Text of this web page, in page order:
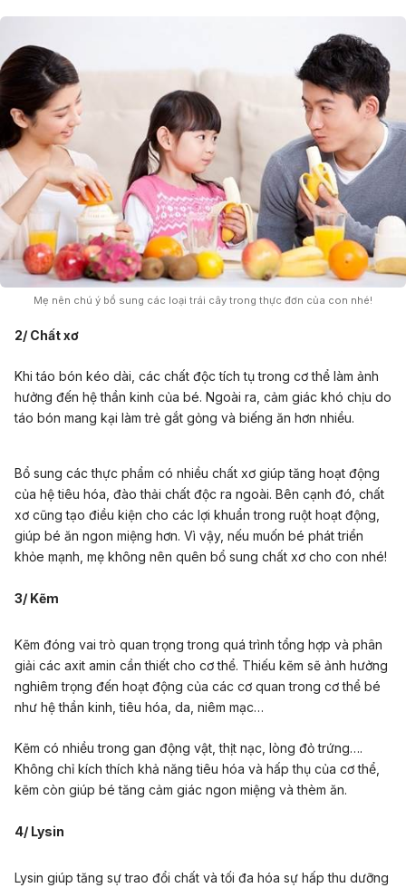
Mẹ nên chú ý bổ sung các loại trái cây trong thực đơn của con nhé!
2/ Chất xơ
Khi táo bón kéo dài, các chất độc tích tụ trong cơ thể làm ảnh
hưởng đến hệ thần kinh của bé. Ngoài ra, cảm giác khó chịu do
táo bón mang kại làm trẻ gắt gỏng và biếng ăn hơn nhiều.
Bổ sung các thực phẩm có nhiều chất xơ giúp tăng hoạt động
của hệ tiêu hóa, đào thải chất độc ra ngoài. Bên cạnh đó, chất
xơ cũng tạo điều kiện cho các lợi khuẩn trong ruột hoạt động,
giúp bé ăn ngon miệng hơn. Vì vậy, nếu muốn bé phát triển
khỏe mạnh, mẹ không nên quên bổ sung chất xơ cho con nhé!
3/ Kẽm
Kẽm đóng vai trò quan trọng trong quá trình tổng hợp và phân
giải các axit amin cần thiết cho cơ thể. Thiếu kẽm sẽ ảnh hưởng
nghiêm trọng đến hoạt động của các cơ quan trong cơ thể bé
như hệ thần kinh, tiêu hóa, da, niêm mạc…
Kẽm có nhiều trong gan động vật, thịt nạc, lòng đỏ trứng….
Không chỉ kích thích khả năng tiêu hóa và hấp thụ của cơ thể,
kẽm còn giúp bé tăng cảm giác ngon miệng và thèm ăn.
4/ Lysin
Lysin giúp tăng sự trao đổi chất và tối đa hóa sự hấp thu dưỡng